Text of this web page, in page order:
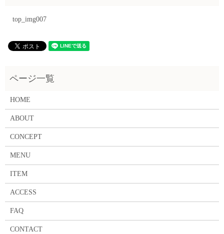
top_img007
HOME
ABOUT
CONCEPT
MENU
ITEM
ACCESS
FAQ
CONTACT